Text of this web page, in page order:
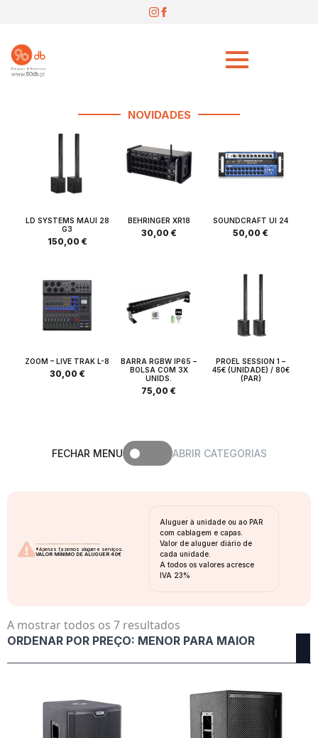
NOVIDADES
LD SYSTEMS MAUI 28
G3
150,00 €
BEHRINGER XR18
30,00 €
SOUNDCRAFT UI 24
50,00€
ZOOM – LIVE TRAK L-8
30,00 €
BARRA RGBW IP65 –
BOLSA COM 3X
UNIDS.
75,00€
PROEL SESSION 1 –
45€ (UNIDADE) / 80€
(PAR)
FECHAR MENU ABRIR CATEGORIAS
NÃO VENDEMOS EQUIPAMENTOS
*Apenas fazemos aluguer e serviços.
VALOR MÍNIMO DE ALUGUER 40€
Aluguer à unidade ou ao PAR
com cablagem e capas.
Valor de aluguer diário de
cada unidade.
A todos os valores acresce
IVA 23%
A mostrar todos os 7 resultados
por
maior